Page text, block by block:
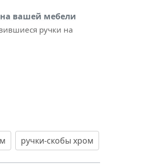
вашей мебели
ручки на
ручки-скобы хром